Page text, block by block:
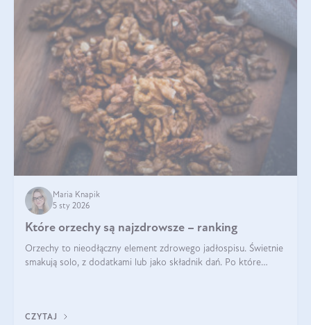
Maria Knapik
5 sty 2026
Które orzechy są najzdrowsze – ranking
Orzechy to nieodłączny element zdrowego jadłospisu. Świetnie
smakują solo, z dodatkami lub jako składnik dań. Po które
CZYTAJ